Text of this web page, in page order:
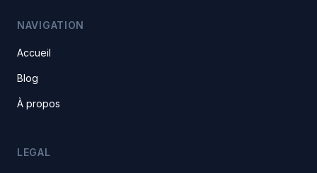
NAVIGATION
Accueil
Blog
À propos
LEGAL